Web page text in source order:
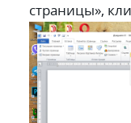
страницы»,